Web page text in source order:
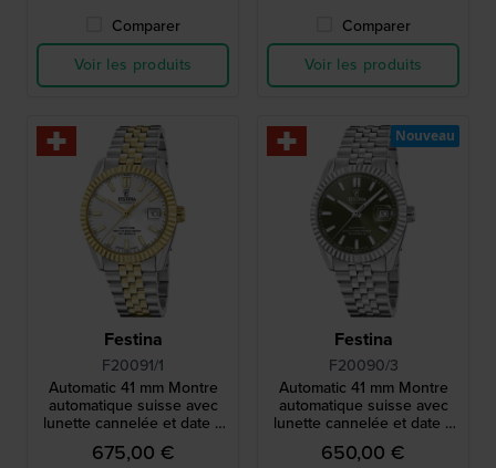
Comparer
Voir les produits
Comparer
Voir les produits
Festina
F20091/1
Automatic 41 mm Montre
automatique suisse avec
lunette cannelée et date à
bulle
675,00 €
Festina
F20090/3
Automatic 41 mm Montre
automatique suisse avec
lunette cannelée et date à
bulle
650,00 €
Nouveau